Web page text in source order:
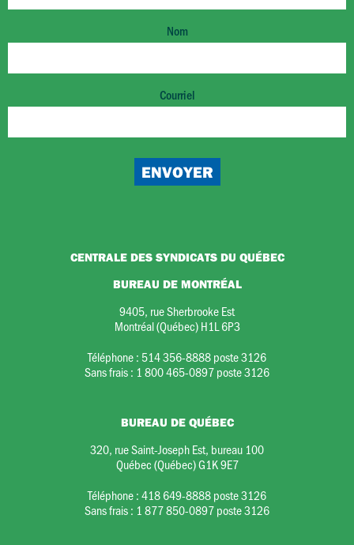
Nom
Courriel
CENTRALE DES SYNDICATS DU QUÉBEC
BUREAU DE MONTRÉAL
9405, rue Sherbrooke Est
Montréal (Québec) H1L 6P3
Téléphone : 514 356-8888 poste 3126
Sans frais : 1 800 465-0897 poste 3126
BUREAU DE QUÉBEC
320, rue Saint-Joseph Est, bureau 100
Québec (Québec) G1K 9E7
Téléphone :418 649-8888 poste 3126
Sans frais : 1 877 850-0897 poste 3126